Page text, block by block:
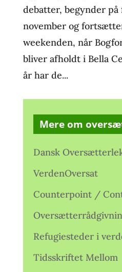
debatter, begynder på
november og
weekenden, når
bliver afholdt i Bella
år har de...
Mere om
Dansk
VerdenOversat
Counterpoint /
Refugiesteder i
Tidsskriftet Mellom